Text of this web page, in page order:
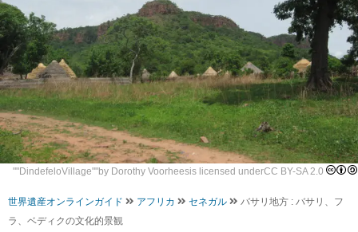
""DindefeloVillage""by Dorothy Voorheesis licensed underCC BY-SA 2.0
世界遺産オンラインガイド アフリカ セネガル
バサリ地方 : バサリ、フ
ラ、ベディクの文化的景観